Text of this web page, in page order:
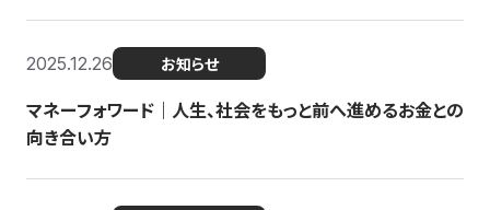
2025.12.26 お知らせ
マネーフォワード｜人生、社会をもっと前へ進めるお金との
向き合い方